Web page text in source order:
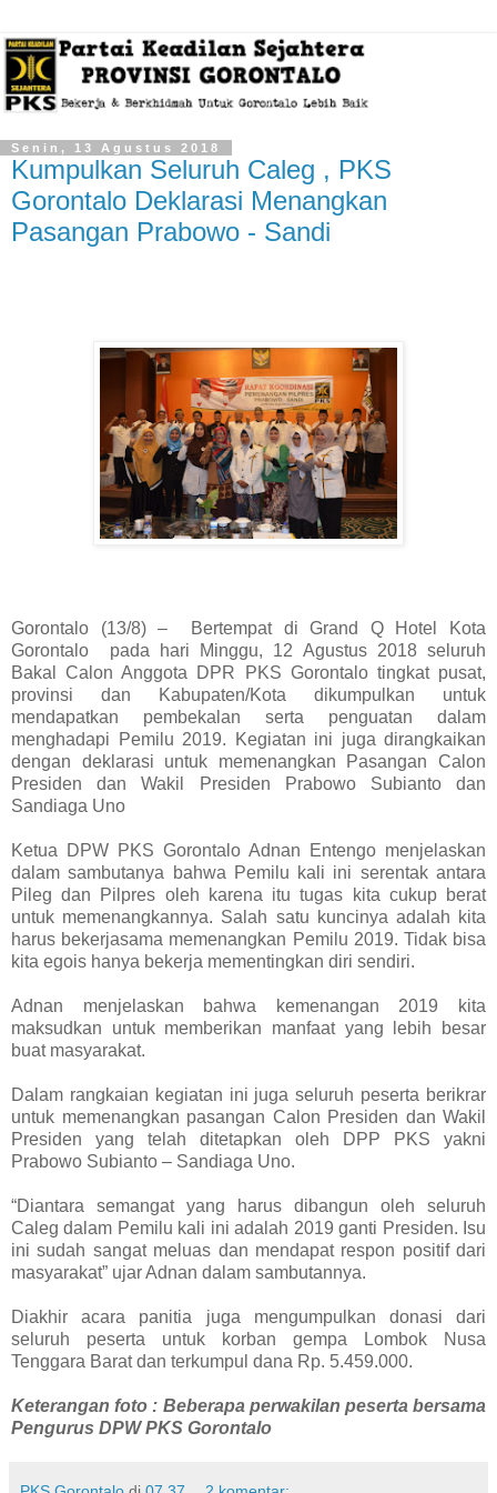
Senin, 13 Agustus 2018
Kumpulkan Seluruh Caleg , PKS
Gorontalo Deklarasi Menangkan
Pasangan Prabowo - Sandi
Gorontalo (13/8) –
Bertempat di Grand Q Hotel Kota
Gorontalo
pada hari Minggu, 12 Agustus 2018 seluruh
Bakal Calon Anggota DPR PKS Gorontalo tingkat pusat,
provinsi dan Kabupaten/Kota dikumpulkan untuk
mendapatkan pembekalan serta penguatan dalam
menghadapi Pemilu 2019. Kegiatan ini juga dirangkaikan
dengan deklarasi untuk memenangkan Pasangan Calon
Presiden dan Wakil Presiden Prabowo Subianto dan
Sandiaga Uno
Ketua DPW PKS Gorontalo Adnan Entengo menjelaskan
dalam sambutanya bahwa Pemilu kali ini serentak antara
Pileg dan Pilpres oleh karena itu tugas kita cukup berat
untuk memenangkannya. Salah satu kuncinya adalah kita
harus bekerjasama memenangkan Pemilu 2019. Tidak bisa
kita egois hanya bekerja mementingkan diri sendiri.
Adnan menjelaskan bahwa kemenangan 2019 kita
maksudkan untuk memberikan manfaat yang lebih besar
buat masyarakat.
Dalam rangkaian kegiatan ini juga seluruh peserta berikrar
untuk memenangkan pasangan Calon Presiden dan Wakil
Presiden yang telah ditetapkan oleh DPP PKS yakni
Prabowo Subianto – Sandiaga Uno.
“Diantara semangat yang harus dibangun oleh seluruh
Caleg dalam Pemilu kali ini adalah 2019 ganti Presiden. Isu
ini sudah sangat meluas dan mendapat respon positif dari
masyarakat” ujar Adnan dalam sambutannya.
Diakhir acara panitia juga mengumpulkan donasi dari
seluruh peserta untuk korban gempa Lombok Nusa
Tenggara Barat dan terkumpul dana Rp. 5.459.000.
Keterangan foto : Beberapa perwakilan peserta bersama
Pengurus DPW PKS Gorontalo